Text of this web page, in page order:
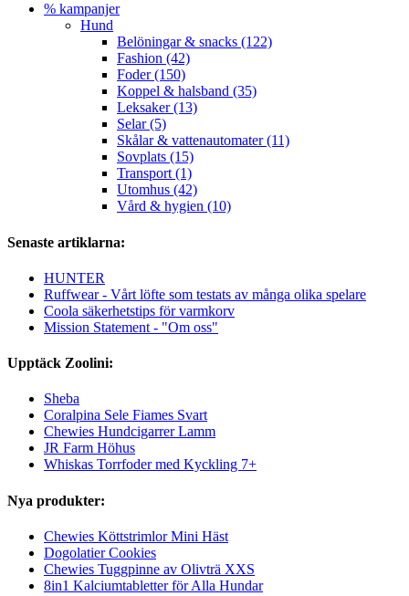
% kampanjer
Hund
Belöningar & snacks (122)
Fashion (42)
Foder (150)
Koppel & halsband (35)
Leksaker (13)
Selar (5)
Skålar & vattenautomater (11)
Sovplats (15)
Transport (1)
Utomhus (42)
Vård & hygien (10)
Senaste artiklarna:
HUNTER
Ruffwear - Vårt löfte som testats av många olika spelare
Coola säkerhetstips för varmkorv
Mission Statement - "Om oss"
Upptäck Zoolini:
Sheba
Coralpina Sele Fiames Svart
Chewies Hundcigarrer Lamm
JR Farm Höhus
Whiskas Torrfoder med Kyckling 7+
Nya produkter:
Chewies Köttstrimlor Mini Häst
Dogolatier Cookies
Chewies Tuggpinne av Olivträ XXS
8in1 Kalciumtabletter för Alla Hundar